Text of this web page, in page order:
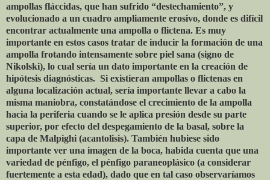
ampollas fláccidas, que han sufrido “destechamiento”, y
evolucionado a un cuadro ampliamente erosivo, donde es difícil
encontrar actualmente una ampolla o flictena. Es muy
importante en estos casos tratar de inducir la formación de una
ampolla frotando intensamente sobre piel sana (signo de
Nikolski), lo cual sería un dato importante en la creación de
hipótesis diagnósticas. Si existieran ampollas o flictenas en
alguna localización actual, sería importante llevar a cabo la
misma maniobra, constatándose el crecimiento de la ampolla
hacia la periferia cuando se le aplica presión desde su parte
superior, por efecto del despegamiento de la basal, sobre la
capa de Malpighi (acantolisis). También hubiese sido
importante ver una imagen de la boca, habida cuenta que una
variedad de pénfigo, el pénfigo paraneoplásico (a considerar
fuertemente a esta edad), dado que en tal caso observaríamos